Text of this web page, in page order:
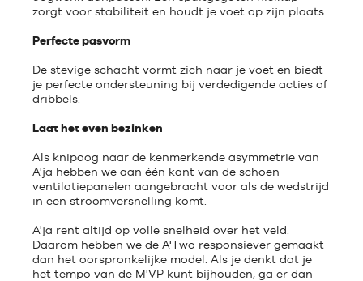
zorgt voor stabiliteit en houdt je voet op zijn plaats.
Perfecte pasvorm
De stevige schacht vormt zich naar je voet en biedt
je perfecte ondersteuning bij verdedigende acties of
dribbels.
Laat het even bezinken
Als knipoog naar de kenmerkende asymmetrie van
A'ja hebben we aan één kant van de schoen
ventilatiepanelen aangebracht voor als de wedstrijd
in een stroomversnelling komt.
A'ja rent altijd op volle snelheid over het veld.
Daarom hebben we de A'Two responsiever gemaakt
dan het oorspronkelijke model. Als je denkt dat je
het tempo van de M'VP kunt bijhouden, ga er dan